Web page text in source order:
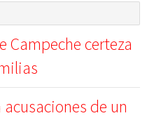
Campeche certeza
acusaciones de un